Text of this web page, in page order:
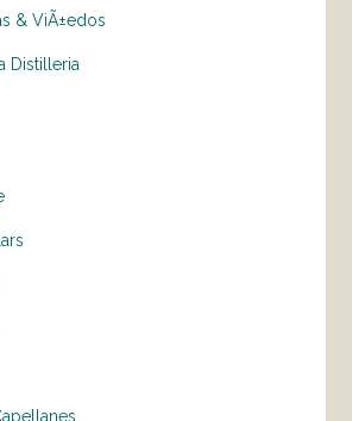
& ViÃ±edos
Distilleria